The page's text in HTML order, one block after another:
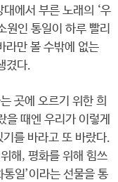
에서 부른 노래의 ‘우
원인 통일이 하루 빨리
라만 볼 수밖에 없는
겼다.
곳에 오르기 위한 희
때엔 우리가 이렇게
를 바라고 또 바랐다.
해, 평화를 위해 힘쓰
일’이라는 선물을 통